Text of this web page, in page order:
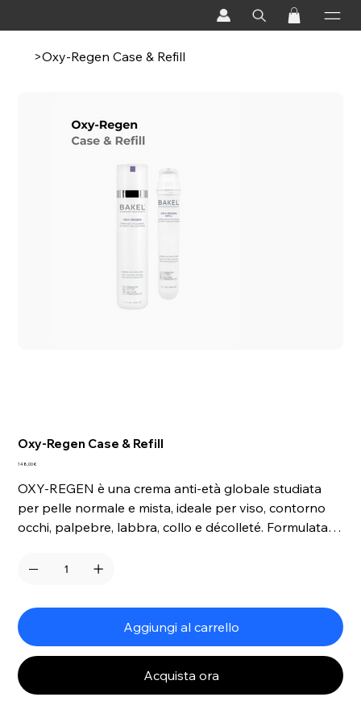
>Oxy-Regen Case & Refill
Oxy-Regen Case & Refill
Prezzo
148,00 €
OXY-REGEN è una crema anti-età globale studiata
per pelle normale e mista, ideale per viso, contorno
occhi, palpebre, labbra, collo e décolleté. Formulata
idratazione, rigenera la pelle e riduce visibilmente le
invecchiamento, dona un aspetto più luminoso ed
elastico già dopo poche applicazioni.
Aggiungi al carrello
Acquista ora